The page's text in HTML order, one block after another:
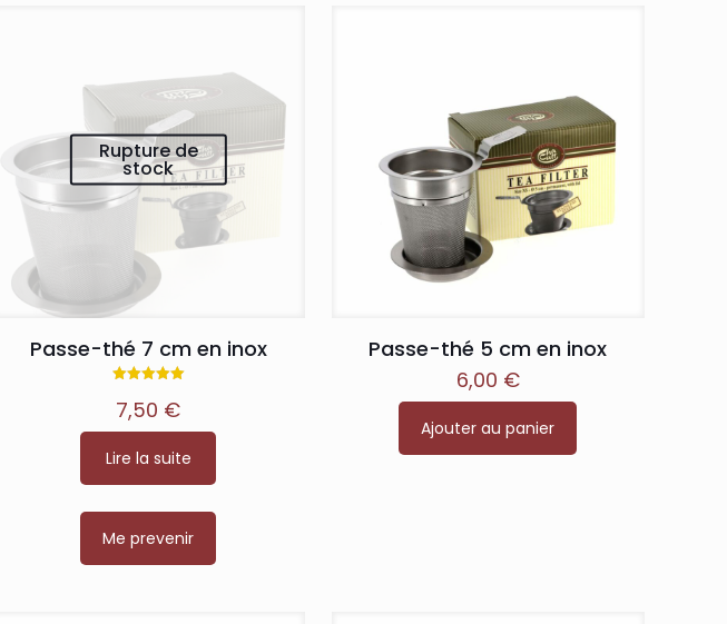
Rupture de
stock
Passe-thé 7 cm en inox
5.00
sur 5
7,50 €
Lire la suite
Me prevenir
Passe-thé 5 cm en inox
6,00 €
Ajouter au panier